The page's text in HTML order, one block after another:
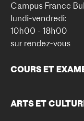
Campus France
lundi-vendredi:
10h00 - 18h00
sur rendez-vous
COURS ET
ARTS ET